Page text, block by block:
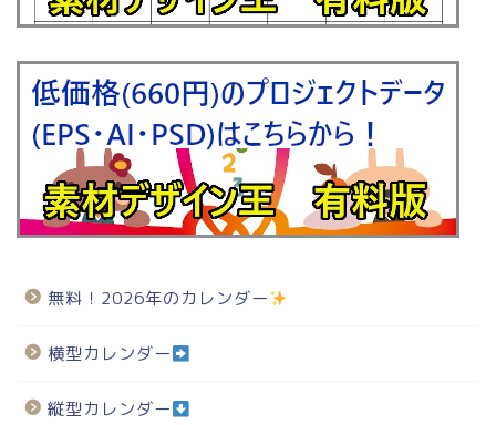
無料！2026年のカレンダー
横型カレンダー
縦型カレンダー